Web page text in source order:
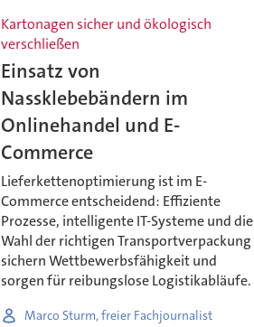
Kartonagen sicher und ökologisch
verschließen
Einsatz von
Nassklebebändern im
Onlinehandel und E-
Commerce
Lieferkettenoptimierung ist im E-
Commerce entscheidend: Effiziente
Prozesse, intelligente IT-Systeme und die
Wahl der richtigen Transportverpackung
sichern Wettbewerbsfähigkeit und
sorgen für reibungslose Logistikabläufe.
Marco Sturm, freier Fachjournalist